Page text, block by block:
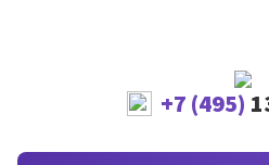
+7 (495)